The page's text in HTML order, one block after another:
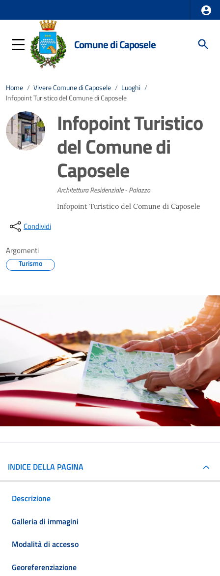
Comune di Caposele
Home / Vivere Comune di Caposele / Luoghi /
Infopoint Turistico del Comune di Caposele
Infopoint Turistico
del Comune di
Caposele
Architettura Residenziale - Palazzo
Infopoint Turistico del Comune di Caposele
Condividi
Argomenti
Turismo
INDICE DELLA PAGINA
Descrizione
Galleria di immagini
Modalità di accesso
Georeferenziazione